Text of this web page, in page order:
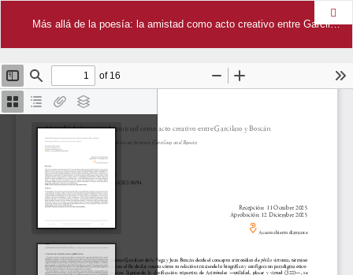
Más allá de la poesía: la amistad como acto creativo entre Garcilaso y Boscán